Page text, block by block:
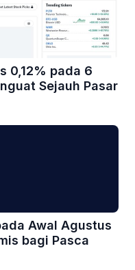
0,12% pada 6
Sejauh Pasar
Awal Agustus
bagi Pasca